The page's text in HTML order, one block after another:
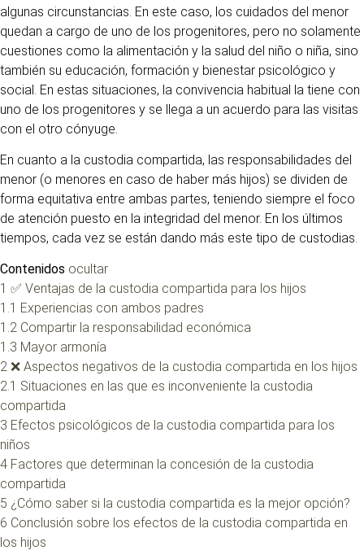
algunas circunstancias. En este caso, los cuidados del menor
quedan a cargo de uno de los progenitores, pero no solamente
cuestiones como la alimentación y la salud del niño o niña, sino
también su educación, formación y bienestar psicológico y
social. En estas situaciones, la convivencia habitual la tiene con
uno de los progenitores y se llega a un acuerdo para las visitas
con el otro cónyuge.
En cuanto a la custodia compartida, las responsabilidades del
menor (o menores en caso de haber más hijos) se dividen de
forma equitativa entre ambas partes, teniendo siempre el foco
de atención puesto en la integridad del menor. En los últimos
tiempos, cada vez se están dando más este tipo de custodias.
Contenidos ocultar
1 ✅ Ventajas de la custodia compartida para los hijos
1.1 Experiencias con ambos padres
1.2 Compartir la responsabilidad económica
1.3 Mayor armonía
2 ❌ Aspectos negativos de la custodia compartida en los hijos
2.1 Situaciones en las que es inconveniente la custodia
compartida
3 Efectos psicológicos de la custodia compartida para los
niños
4 Factores que determinan la concesión de la custodia
compartida
5 ¿Cómo saber si la custodia compartida es la mejor opción?
6 Conclusión sobre los efectos de la custodia compartida en
los hijos